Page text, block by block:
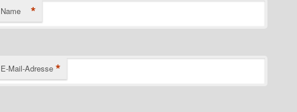
Name *
E-Mail-Adresse *